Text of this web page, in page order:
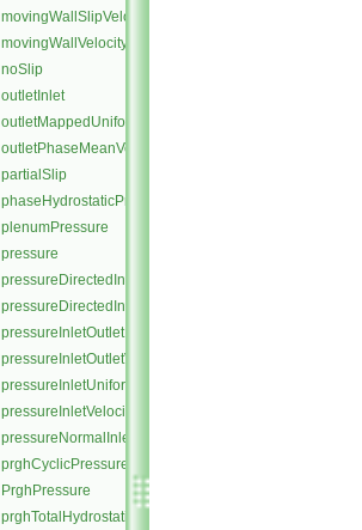
movingWallSlipVelocity
movingWallVelocity
noSlip
outletInlet
outletMappedUniformInlet
outletPhaseMeanVelocity
partialSlip
phaseHydrostaticPressure
plenumPressure
pressure
pressureDirectedInletOutletVelocity
pressureDirectedInletVelocity
pressureInletOutletParSlipVelocity
pressureInletOutletVelocity
pressureInletUniformVelocity
pressureInletVelocity
pressureNormalInletOutletVelocity
prghCyclicPressure
PrghPressure
prghTotalHydrostaticPressure